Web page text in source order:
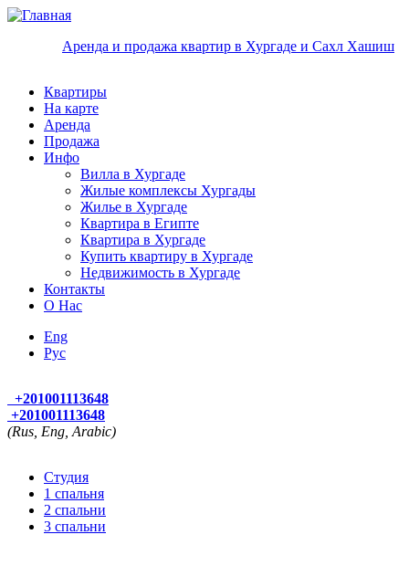
Перейти к основному содержанию
Аренда и продажа квартир в Хургаде и Сахл Хашиш
Квартиры
На карте
Аренда
Продажа
Инфо
Вилла в Хургаде
Жилые комплексы Хургады
Жилье в Хургаде
Квартира в Египте
Квартира в Хургаде
Купить квартиру в Хургаде
Недвижимость в Хургаде
Контакты
О Нас
Eng
Руc
+201001113648
+201001113648
(Rus, Eng, Arabic)
Студия
1 спальня
2 спальни
3 спальни